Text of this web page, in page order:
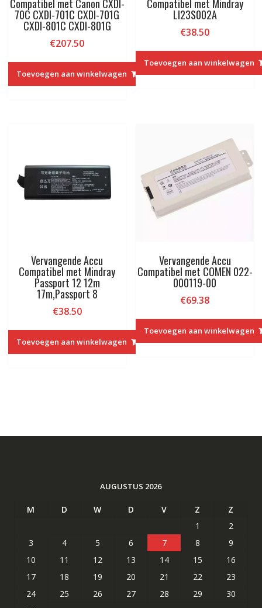
Compatibel met Canon CXDI-
70C CXDI-701C CXDI-701G
CXDI-801C CXDI-801G
€207.50
Toevoegen aan winkelwagen
Compatibel met Mindray
LI23S002A
€38.50
Toevoegen aan winkelwagen
Vervangende Accu
Compatibel met Mindray
Passport 12 12m
17m,Passport 8
€38.50
Toevoegen aan winkelwagen
Vervangende Accu
Compatibel met COMEN 022-
000119-00
€69.38
Toevoegen aan winkelwagen
AUGUSTUS 2026
M D W D V Z
Z
1
2
3
4 5 6 7 8
9
10
11 12 13 14 15
16
17
18 19 20 21 22
23
24
25 26 27 28 29
30